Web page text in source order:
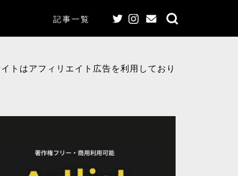
記事一覧
トはアフィリエイト広告を利用しており